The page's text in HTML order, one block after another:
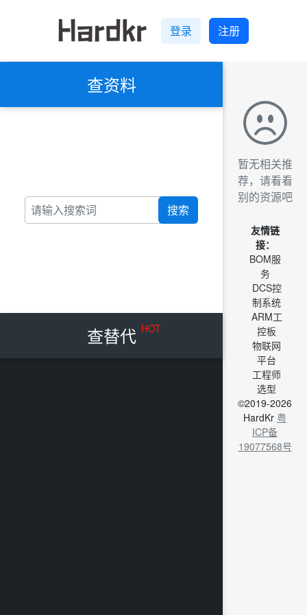
登录 注册
查资料
搜索
查替代 HOT
暂无相关推
荐，请看看
别的资源吧
友情链
接：
BOM服
务
DCS控
制系统
ARM工
控板
物联网
平台
工程师
选型
©2019-2026
HardKr 粤
ICP备
19077568号